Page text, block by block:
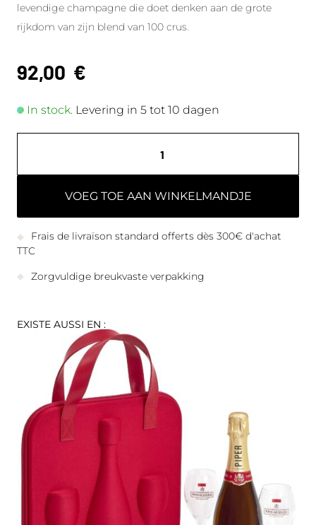
levendige champagne die doet denken aan de grote
rijkdom van zijn blend van 100 crus.
92,00 €
In stock. Levering in 5 tot 10 dagen
VOEG TOE AAN WINKELMANDJE
Frais de livraison standard offerts dès 300€ d'achat
TTC
Zorgvuldige breukvaste verpakking
EXISTE AUSSI EN :